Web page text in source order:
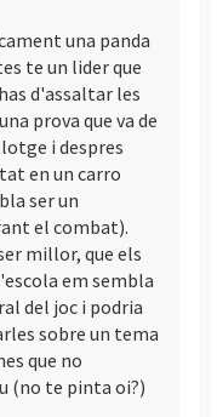
una panda
te un lider que
d'assaltar les
prova que va de
i despres
en un carro
ser un
el combat).
millor, que els
em sembla
del joc i podria
sobre un tema
que no
(no te pinta oi?)